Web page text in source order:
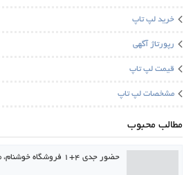
خرید لپ تاپ
رپورتاژ آگهی
قیمت لپ تاپ
مشخصات لپ تاپ
مطالب محبوب
حضور جدی ۴+۱ فروشگاه خوشنام، معروف و قدرتمند…